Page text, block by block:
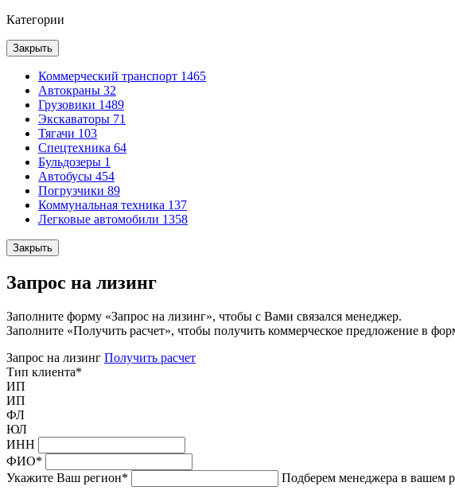
Категории
Закрыть
Коммерческий транспорт 1465
Автокраны 32
Грузовики 1489
Экскаваторы 71
Тягачи 103
Спецтехника 64
Бульдозеры 1
Автобусы 454
Погрузчики 89
Коммунальная техника 137
Легковые автомобили 1358
Закрыть
Запрос на лизинг
Заполните форму «Запрос на лизинг», чтобы с Вами связался менеджер.
Заполните «Получить расчет», чтобы получить коммерческое предложение в
Запрос на лизинг Получить расчет
Тип клиента*
ИП
ИП
ФЛ
ЮЛ
ИНН
ФИО*
Укажите Ваш регион* Подберем менеджера в вашем